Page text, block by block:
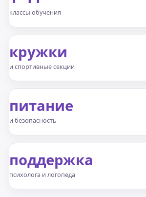
классы обучения
кружки
и спортивные секции
питание
и безопасность
поддержка
психолога и логопеда